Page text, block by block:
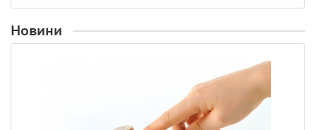
Новини